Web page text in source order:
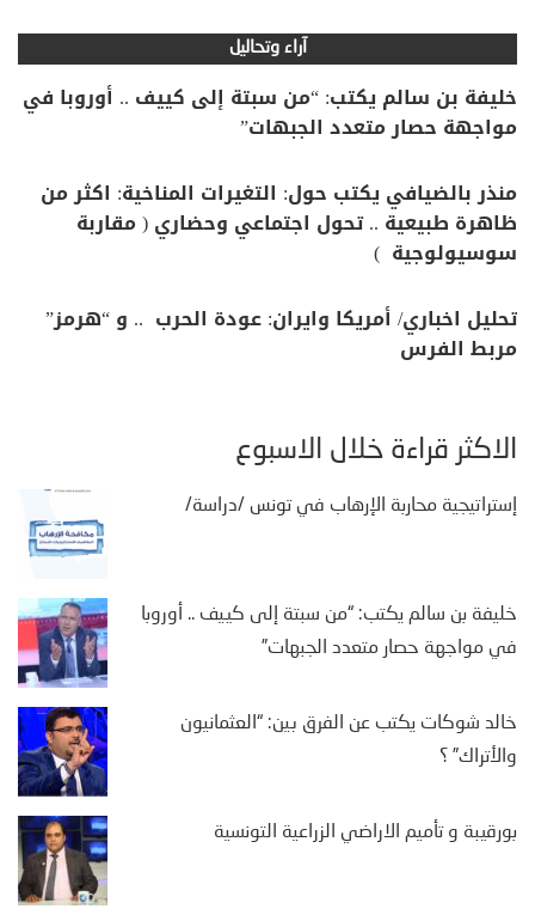
آراء وتحاليل
خليفة بن سالم يكتب: “من سبتة إلى كييف .. أوروبا في
مواجهة حصار متعدد الجبهات”
منذر بالضيافي يكتب حول: التغيرات المناخية: اكثر من
ظاهرة طبيعية .. تحول اجتماعي وحضاري ( مقاربة
سوسيولوجية )
تحليل اخباري/ أمريكا وايران: عودة الحرب .. و “هرمز”
مربط الفرس
الأكثر قراءة خلال الأسبوع
إستراتيجية محاربة الإرهاب في تونس /دراسة/
خليفة بن سالم يكتب: “من سبتة إلى كييف .. أوروبا
في مواجهة حصار متعدد الجبهات”
خالد شوكات يكتب عن الفرق بين: “العثمانيون
والأتراك” ؟
بورقيبة و تأميم الاراضي الزراعية التونسية